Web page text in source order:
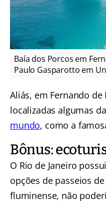
Baía dos Porcos em
Paulo Gasparotto em
Aliás, em Fernando
localizadas algumas
mundo, como a
Bônus:
O Rio de Janeiro
opções de passeios
fluminense, não